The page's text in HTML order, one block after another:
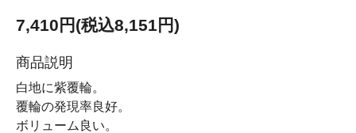
7,410円(税込8,151円)
商品説明
白地に紫覆輪。
覆輪の発現率良好。
ボリューム良い。